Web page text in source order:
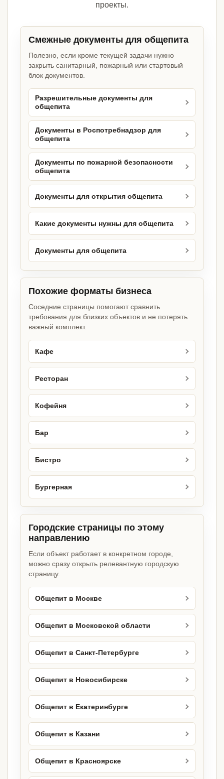
проекты.
Смежные документы для общепита
Полезно, если кроме текущей задачи нужно
закрыть санитарный, пожарный или стартовый
блок документов.
Разрешительные документы для
общепита
Документы в Роспотребнадзор для
общепита
Документы по пожарной безопасности
общепита
Документы для открытия общепита
Какие документы нужны для общепита
Документы для общепита
Похожие форматы бизнеса
Соседние страницы помогают сравнить
требования для близких объектов и не потерять
важный комплект.
Кафе
Ресторан
Кофейня
Бар
Бистро
Бургерная
Городские страницы по этому
направлению
Если объект работает в конкретном городе,
можно сразу открыть релевантную городскую
страницу.
Общепит в Москве
Общепит в Московской области
Общепит в Санкт-Петербурге
Общепит в Новосибирске
Общепит в Екатеринбурге
Общепит в Казани
Общепит в Красноярске